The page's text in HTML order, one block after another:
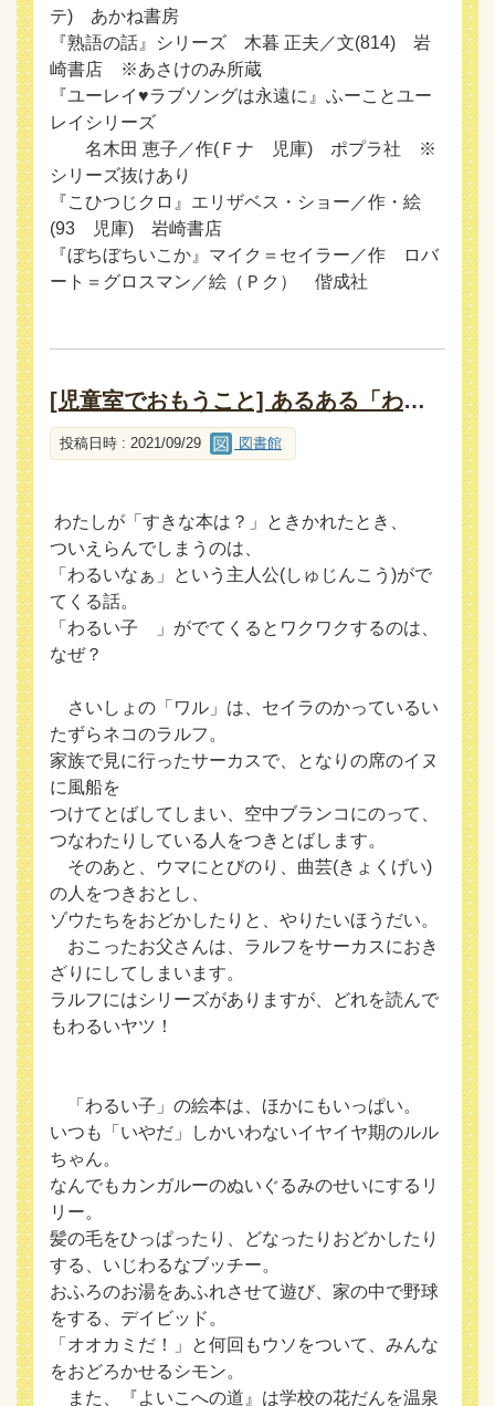
テ) あかね書房
『熟語の話』シリーズ 木暮 正夫／文(814) 岩
崎書店 ※あさけのみ所蔵
『ユーレイ♥ラブソングは永遠に』ふーことユー
レイシリーズ
名木田 恵子／作(Ｆナ 児庫) ポプラ社 ※
シリーズ抜けあり
『こひつじクロ』エリザベス・ショー／作・絵
(93 児庫) 岩崎書店
『ぼちぼちいこか』マイク＝セイラー／作 ロバ
ート＝グロスマン／絵（Ｐク） 偕成社
[児童室でおもうこと] あるある「わるい子」絵本！
投稿日時 : 2021/09/29 図書館
わたしが「すきな本は？」ときかれたとき、
ついえらんでしまうのは、
「わるいなぁ」という主人公(しゅじんこう)がで
てくる話。
「わるい子 」がでてくるとワクワクするのは、
なぜ？
さいしょの「ワル」は、セイラのかっているい
たずらネコのラルフ。
家族で見に行ったサーカスで、となりの席のイヌ
に風船を
つけてとばしてしまい、空中ブランコにのって、
つなわたりしている人をつきとばします。
そのあと、ウマにとびのり、曲芸(きょくげい)
の人をつきおとし、
ゾウたちをおどかしたりと、やりたいほうだい。
おこったお父さんは、ラルフをサーカスにおき
ざりにしてしまいます。
ラルフにはシリーズがありますが、どれを読んで
もわるいヤツ！
「わるい子」の絵本は、ほかにもいっぱい。
いつも「いやだ」しかいわないイヤイヤ期のルル
ちゃん。
なんでもカンガルーのぬいぐるみのせいにするリ
リー。
髪の毛をひっぱったり、どなったりおどかしたり
する、いじわるなブッチー。
おふろのお湯をあふれさせて遊び、家の中で野球
をする、デイビッド。
「オオカミだ！」と何回もウソをついて、みんな
をおどろかせるシモン。
また、『よいこへの道』は学校の花だんを温泉